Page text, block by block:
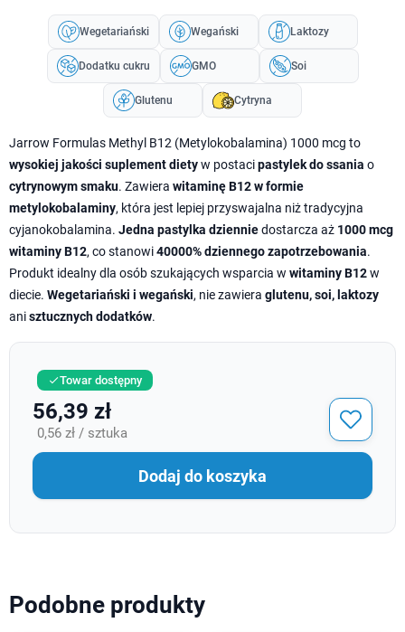
Wegetariański Wegański Laktozy
Dodatku cukru GMO Soi
Glutenu Cytryna
Jarrow Formulas Methyl B12 (Metylokobalamina) 1000 mcg to
wysokiej jakości suplement dietyw postacipastylek do ssania o
cytrynowym smaku. Zawiera witaminę B12 w formie
metylokobalaminy, która jest lepiej przyswajalna niż tradycyjna
cyjanokobalamina. Jedna pastylka dzienniedostarcza aż 1000 mcg
witaminy B12, co stanowi40000% dziennego zapotrzebowania.
Produkt idealny dla osób szukających wsparcia w witaminy B12w
diecie. Wegetariański i wegański, nie zawiera glutenu, soi, laktozy
anisztucznych dodatków.
Towar dostępny
56,39 zł
0,56 zł / sztuka
Dodaj do koszyka
Podobne produkty